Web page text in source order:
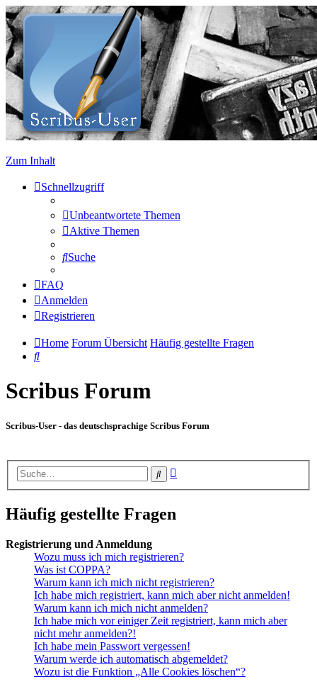
Zum Inhalt
Schnellzugriff
Unbeantwortete Themen
Aktive Themen
Suche
FAQ
Anmelden
Registrieren
Home Forum Übersicht Häufig gestellte Fragen
Suche
Scribus Forum
Scribus-User - das deutschsprachige Scribus Forum
Suche
Häufig gestellte Fragen
Registrierung und Anmeldung
Wozu muss ich mich registrieren?
Was ist COPPA?
Warum kann ich mich nicht registrieren?
Ich habe mich registriert, kann mich aber nicht anmelden!
Warum kann ich mich nicht anmelden?
Ich habe mich vor einiger Zeit registriert, kann mich aber
nicht mehr anmelden?!
Ich habe mein Passwort vergessen!
Warum werde ich automatisch abgemeldet?
Wozu ist die Funktion „Alle Cookies löschen“?